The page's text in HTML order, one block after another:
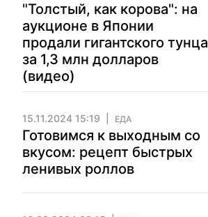
"Толстый, как корова": на
аукционе в Японии
продали гигантского тунца
за 1,3 млн долларов
(видео)
15.11.2024 15:19 ЕДА
Готовимся к выходным со
вкусом: рецепт быстрых
ленивых роллов